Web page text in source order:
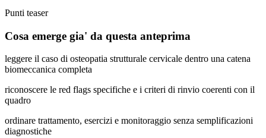
Punti teaser
Cosa emerge gia' da questa anteprima
leggere il caso di osteopatia strutturale cervicale dentro una catena
biomeccanica completa
riconoscere le red flags specifiche e i criteri di rinvio coerenti con il
quadro
ordinare trattamento, esercizi e monitoraggio senza semplificazioni
diagnostiche